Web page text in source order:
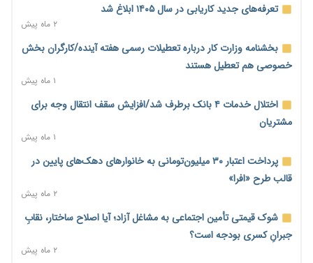
آغاز اجرای پایلوت «ردا کارت» برای دانشجویان تحصیلات تکمیلی
۲ روز پیش
محدودیت تازه برای شبکه بانکی؛ افزایش سپرده قانونی با هدف
کنترل تورم
۲ روز پیش
ترمز تولید خودرو کشیده شد؛ افت ۲۵ درصدی تیراژ ایران‌خودرو،
سایپا و پارس‌خودرو
۲ روز پیش
بنگاه‌داری بانک‌ها؛ مانع بزرگ خانه‌دار شدن مستأجران
نماینده مجلس: توسعه مرزهای زمینی به راهبرد تأمین کالاهای
تعرفه‌های جدید کاریابی در سال ۱۴۰۵ ابلاغ شد
۲ ماه پیش
بخشنامه وزارت کار درباره تعطیلات رسمی هفته آینده/کارگران بخش
خصوصی هم تعطیل هستند
۱ ماه پیش
اختلال خدمات ۴ بانک برطرف شد/افزایش سقف انتقال وجه برای
مشتریان
۱ ماه پیش
پرداخت اعتبار ۳۰ میلیون‌تومانی به خانوارهای دهک‌های پایین در
قالب طرح «افرا»
۲ ماه پیش
شوک قیمتی تأمین اجتماعی به مشاغل آزاد؛ آیا اصلاح ساختار، نقابِ
جبرانِ کسری بودجه است؟
۲ ماه پیش